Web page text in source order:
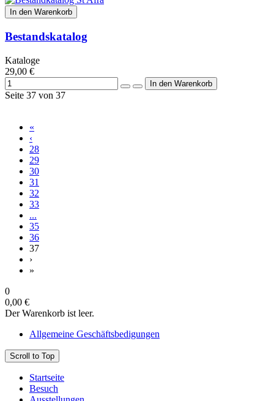
In den Warenkorb
Bestandskatalog
Kataloge
29,00 €
Seite 37 von 37
«
‹
28
29
30
31
32
33
...
35
36
37
›
»
0
0,00 €
Der Warenkorb ist leer.
Allgemeine Geschäftsbedigungen
Scroll to Top
Startseite
Besuch